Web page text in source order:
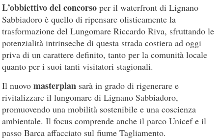
L’obbiettivo del concorso per il waterfront di Lignano
Sabbiadoro è quello di ripensare olisticamente la
trasformazione del Lungomare Riccardo Riva, sfruttando le
potenzialità intrinseche di questa strada costiera ad oggi
priva di un carattere definito, tanto per la comunità locale
quanto per i suoi tanti visitatori stagionali.
Il nuovomasterplan sarà in grado di rigenerare e
rivitalizzare il lungomare di Lignano Sabbiadoro,
promuovendo una mobilità sostenibile e una coscienza
ambientale. Il focus comprende anche il parco Unicef e il
passo Barca affacciato sul fiume Tagliamento.